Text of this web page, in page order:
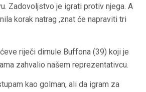
Zadovoljstvo je igrati protiv njega. A
korak natrag ,znat će napraviti tri
riječi dirnule Buffona (39) koji je
zahvalio našem reprezentativcu.
kao golman, ali da igram za